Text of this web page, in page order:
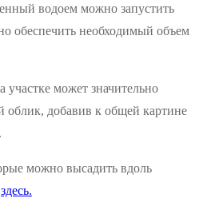
водоем можно запустить
обеспечить необходимый объем
участке может значительно
облик, добавив к общей картине
можно высадить вдоль
здесь.